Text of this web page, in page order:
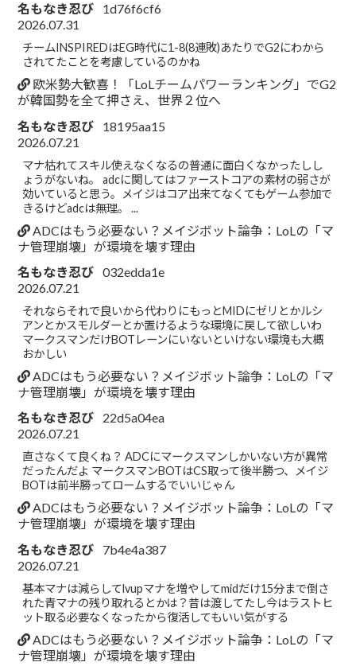
名もなき忍び
1d76f6cf6
2026.07.31
チームINSPIREDはEG時代に1-8(8連敗)あたりでG2にわから
されてたことを考慮しているのかね
欧米勢大歓喜！「LoLチームパワーランキング」でG2
が韓国勢を全て押さえ、世界２位へ
名もなき忍び
18195aa15
2026.07.21
マナ枯れてスキル使えなくなるの普通に面白くなかったしし
ょうがないね。 adcに関してはファーストコアの素材の弱さが
効いていると思う。メイジはコア出来てなくてもゲーム参加で
きるけどadcは無理。 ...
ADCはもう必要ない？メイジボット論争：LoLの「マ
ナ管理崩壊」が環境を壊す理由
名もなき忍び 032edda1e
2026.07.21
それならそれで良いから代わりにもっとMIDにゼリとかルシ
アンとかスモルダーとか置けるような環境に戻して欲しいわ
マークスマンだけBOTレーンにいないといけない環境も大概
おかしい
ADCはもう必要ない？メイジボット論争：LoLの「マ
ナ管理崩壊」が環境を壊す理由
名もなき忍び
22d5a04ea
2026.07.21
直さなくて良くね？ ADCにマークスマンしかいない方が異常
だったんだよ マークスマンBOTはCS取って後半勝つ、メイジ
BOTは前半勝ってロームするでいいじゃん
ADCはもう必要ない？メイジボット論争：LoLの「マ
ナ管理崩壊」が環境を壊す理由
名もなき忍び
7b4e4a387
2026.07.21
基本マナは減らしてlvupマナを増やしてmidだけ15分まで倒さ
れた青マナの残り取れるとかは？昔は渡してたし今はラストヒ
ット取る必要なくなったから復活してもいい気がする
ADCはもう必要ない？メイジボット論争：LoLの「マ
ナ管理崩壊」が環境を壊す理由